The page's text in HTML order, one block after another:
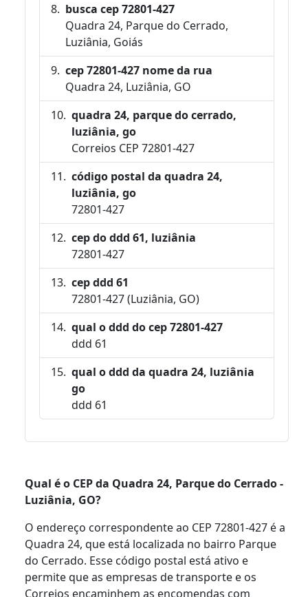
busca cep 72801-427
Quadra 24, Parque do Cerrado,
Luziânia, Goiás
cep 72801-427 nome da rua
Quadra 24, Luziânia, GO
quadra 24, parque do cerrado,
luziânia, go
Correios CEP 72801-427
código postal da quadra 24,
luziânia, go
72801-427
cep do ddd 61, luziânia
72801-427
cep ddd 61
72801-427 (Luziânia, GO)
qual o ddd do cep 72801-427
ddd 61
qual o ddd da quadra 24, luziânia
go
ddd 61
Qual é o CEP da Quadra 24, Parque do Cerrado -
Luziânia, GO?
O endereço correspondente ao CEP 72801-427 é a
Quadra 24, que está localizada no bairro Parque
do Cerrado. Esse código postal está ativo e
permite que as empresas de transporte e os
Correios encaminhem as encomendas com